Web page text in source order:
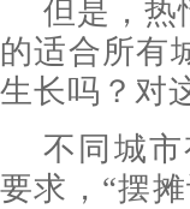
但是，热
的适合所有
生长吗？对
不同城
要求，“摆